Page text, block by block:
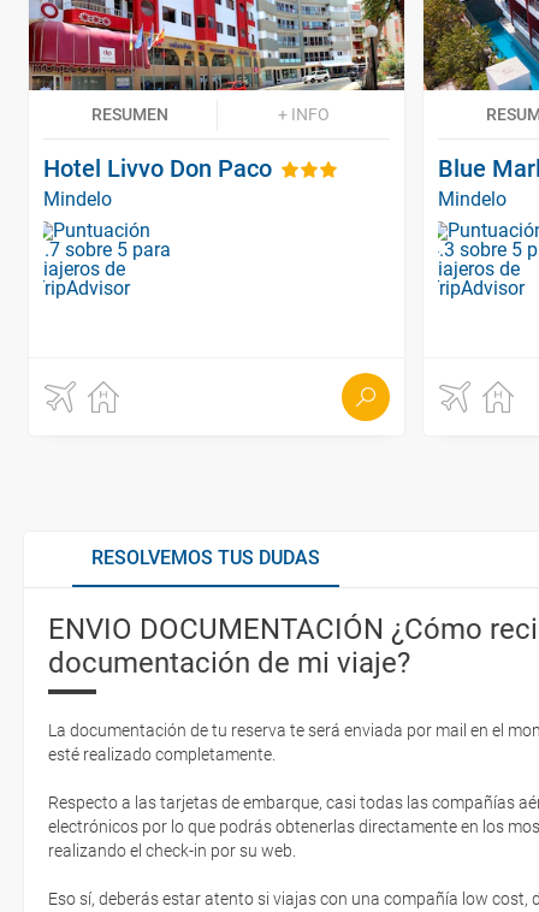
RESUMEN + INFO
Hotel Livvo Don Paco
Mindelo
Blue
Mindelo
RESOLVEMOS TUS DUDAS
ENVIO DOCUMENTACIÓN ¿Cómo
documentación de mi viaje?
La documentación de tu reserva te será enviada por mail en el
esté realizado completamente.
Respecto a las tarjetas de embarque, casi todas las compañías
electrónicos por lo que podrás obtenerlas directamente en los
realizando el check-in por su web.
Eso sí, deberás estar atento si viajas con una compañía low cost,